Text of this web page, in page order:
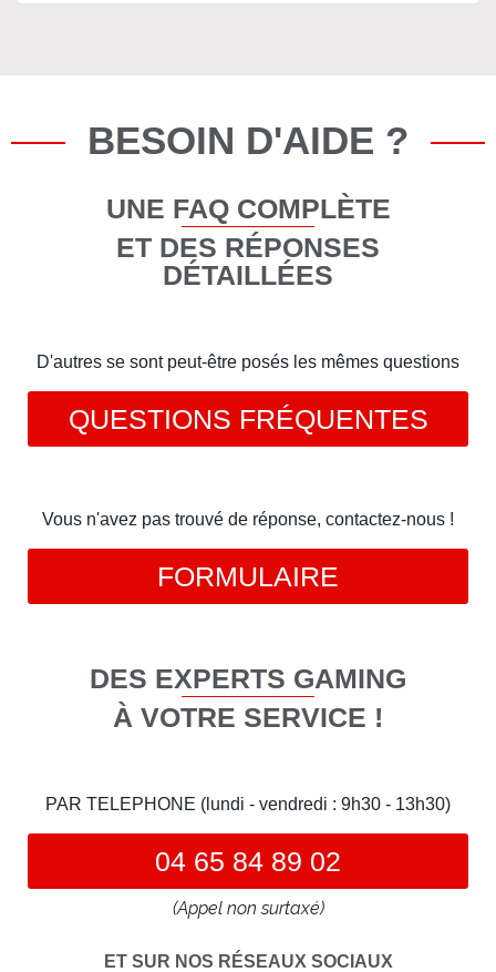
BESOIN D'AIDE ?
UNE FAQ COMPLÈTE
ET DES RÉPONSES
DÉTAILLÉES
D'autres se sont peut-être posés les mêmes questions
QUESTIONS FRÉQUENTES
Vous n'avez pas trouvé de réponse, contactez-nous !
FORMULAIRE
DES EXPERTS GAMING
À VOTRE SERVICE !
PAR TELEPHONE (lundi - vendredi : 9h30 - 13h30)
04 65 84 89 02
(Appel non surtaxé)
ET SUR NOS RÉSEAUX SOCIAUX